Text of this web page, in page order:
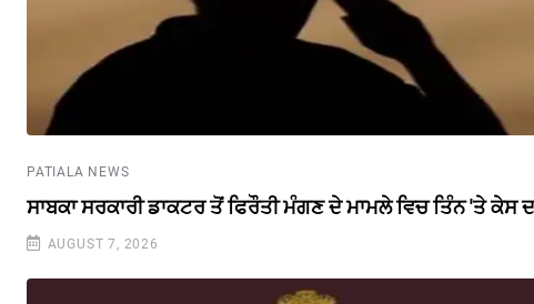
PATIALA NEWS
ਸਾਬਕਾ ਸਰਕਾਰੀ ਡਾਕਟਰ ਤੋਂ ਫਿਰੌਤੀ ਮੰਗਣ ਦੇ ਮਾਮਲੇ ਵਿਚ ਤਿੰਨ 'ਤੇ ਕੇਸ
AUGUST 7, 2026